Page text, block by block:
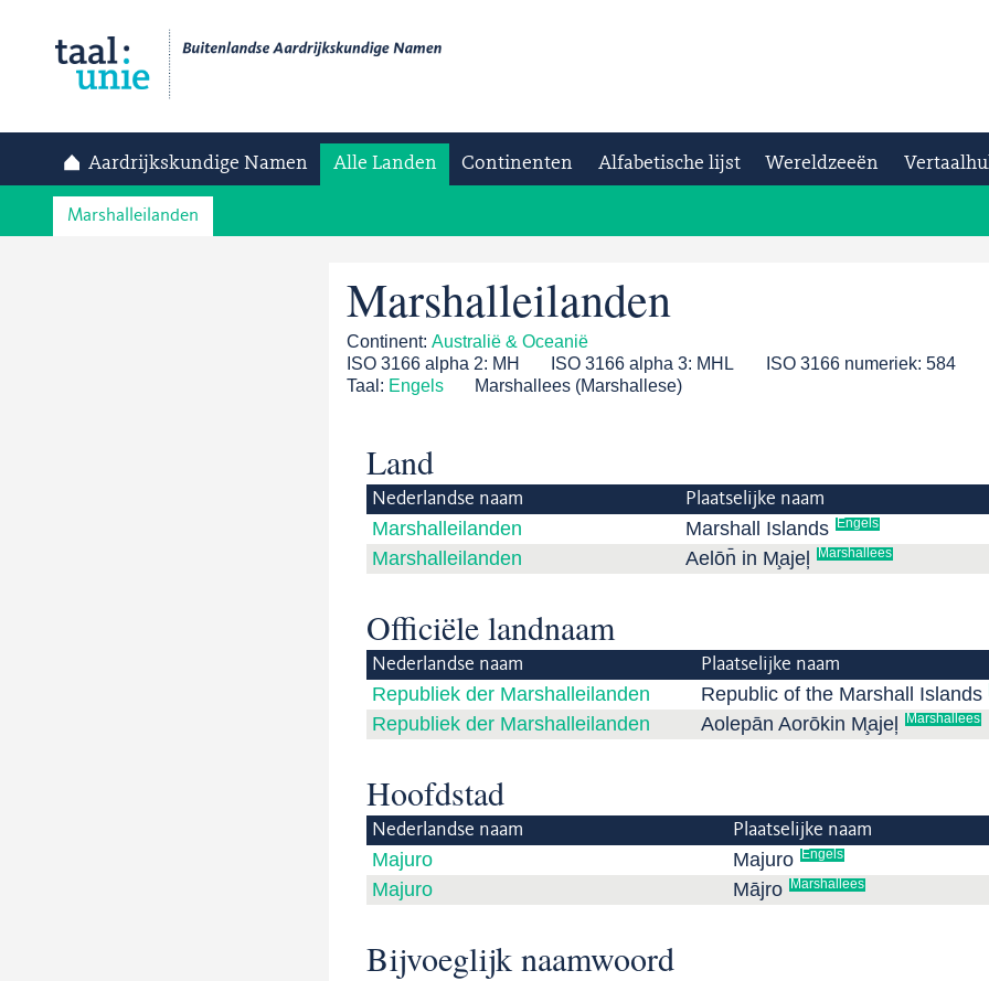
Aardrijkskundige Namen Alle Landen Continenten Alfabetische lijst Wereldzeeën
Marshalleilanden
Marshalleilanden
Continent: Australië & Oceanië
ISO 3166 alpha 2: MH ISO 3166 alpha 3: MHL ISO 3166 numeriek:584
Taal: Engels Marshallees (Marshallese)
Land
Nederlandse naam Plaatselijke naam
Marshalleilanden Marshall Islands Engels
Marshalleilanden Aelōn̄ in M̧ajeļ Marshallees
Officiële landnaam
Nederlandse naam Plaatselijke naam
Republiek der Marshalleilanden Republic of the Marshall Islands
Republiek der Marshalleilanden Aolepān Aorōkin M̧ajeļ Marshallees
Hoofdstad
Nederlandse naam Plaatselijke naam
Majuro Majuro Engels
Majuro Mājro Marshallees
Bijvoeglijk naamwoord